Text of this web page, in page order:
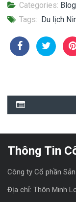
Categories:
Tags:
Du lịch
Thông Tin
Công ty Cổ phần
Địa chỉ: Thôn Minh